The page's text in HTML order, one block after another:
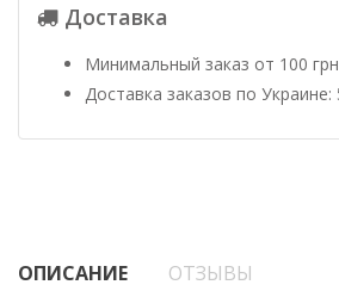
Доставка
Минимальный заказ от 100
Доставка заказов по
ОПИСАНИЕ ОТЗЫВЫ